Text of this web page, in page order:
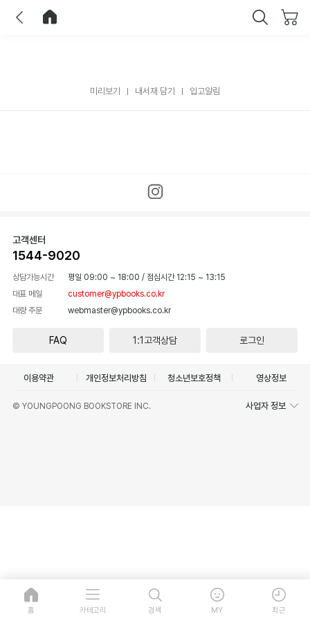
미리보기 내서재 담기 입고알림
고객센터
1544-9020
상담가능시간 평일 09:00 ~ 18:00 / 점심시간 12:15 ~ 13:15
대표 메일
customer@ypbooks.co.kr
대량 주문
webmaster@ypbooks.co.kr
FAQ 1:1고객상담 로그인
이용약관 개인정보처리방침 청소년보호정책 영상정보
© YOUNGPOONG BOOKSTORE INC. 사업자 정보
홈 카테고리 검색 MY 최근